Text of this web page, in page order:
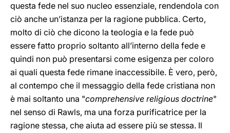
questa fede nel suo nucleo essenziale, rendendola con
ciò anche un’istanza per la ragione pubblica. Certo,
molto di ciò che dicono la teologia e la fede può
essere fatto proprio soltanto all’interno della fede e
quindi non può presentarsi come esigenza per coloro
ai quali questa fede rimane inaccessibile. È vero, però,
al contempo che il messaggio della fede cristiana non
è mai soltanto una "comprehensive religious doctrine"
nel senso di Rawls, ma una forza purificatrice per la
ragione stessa, che aiuta ad essere più se stessa. Il